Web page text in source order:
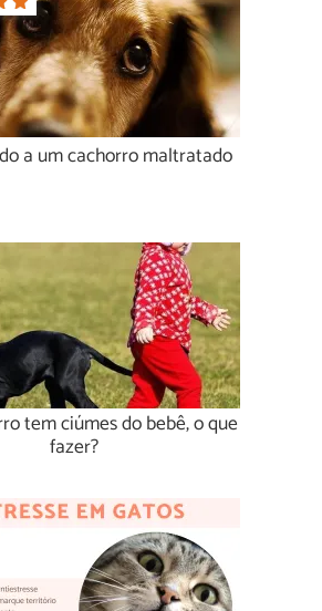
a um cachorro maltratado
tem ciúmes do bebê, o que
fazer?